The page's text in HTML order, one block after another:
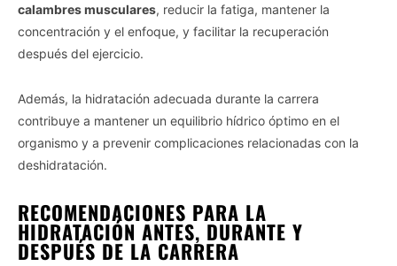
calambres musculares, reducir la fatiga, mantener la
concentración y el enfoque, y facilitar la recuperación
después del ejercicio.
Además, la hidratación adecuada durante la carrera
contribuye a mantener un equilibrio hídrico óptimo en el
organismo y a prevenir complicaciones relacionadas con la
deshidratación.
RECOMENDACIONES PARA LA
HIDRATACIÓN ANTES, DURANTE Y
DESPUÉS DE LA CARRERA